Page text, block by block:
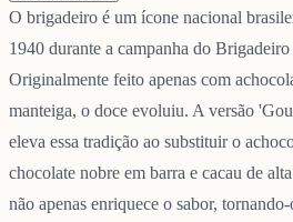
O brigadeiro é um ícone nacional
1940 durante a campanha do
Originalmente feito apenas com
manteiga, o doce evoluiu. A versão
eleva essa tradição ao substituir o
chocolate nobre em barra e cacau de
não apenas enriquece o sabor,